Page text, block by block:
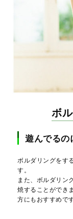
ボ
遊んでるの
ボルダリングをす
す。
また、ボルダリン
焼することができ
方にもおすすめです